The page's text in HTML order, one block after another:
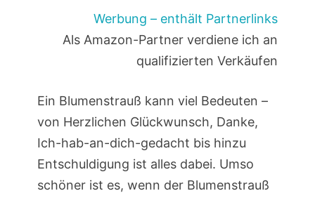
Werbung – enthält Partnerlinks
Als Amazon-Partner verdiene ich an
qualifizierten Verkäufen
Ein Blumenstrauß kann viel Bedeuten –
von Herzlichen Glückwunsch, Danke,
Ich-hab-an-dich-gedacht bis hinzu
Entschuldigung ist alles dabei. Umso
schöner ist es, wenn der Blumenstrauß